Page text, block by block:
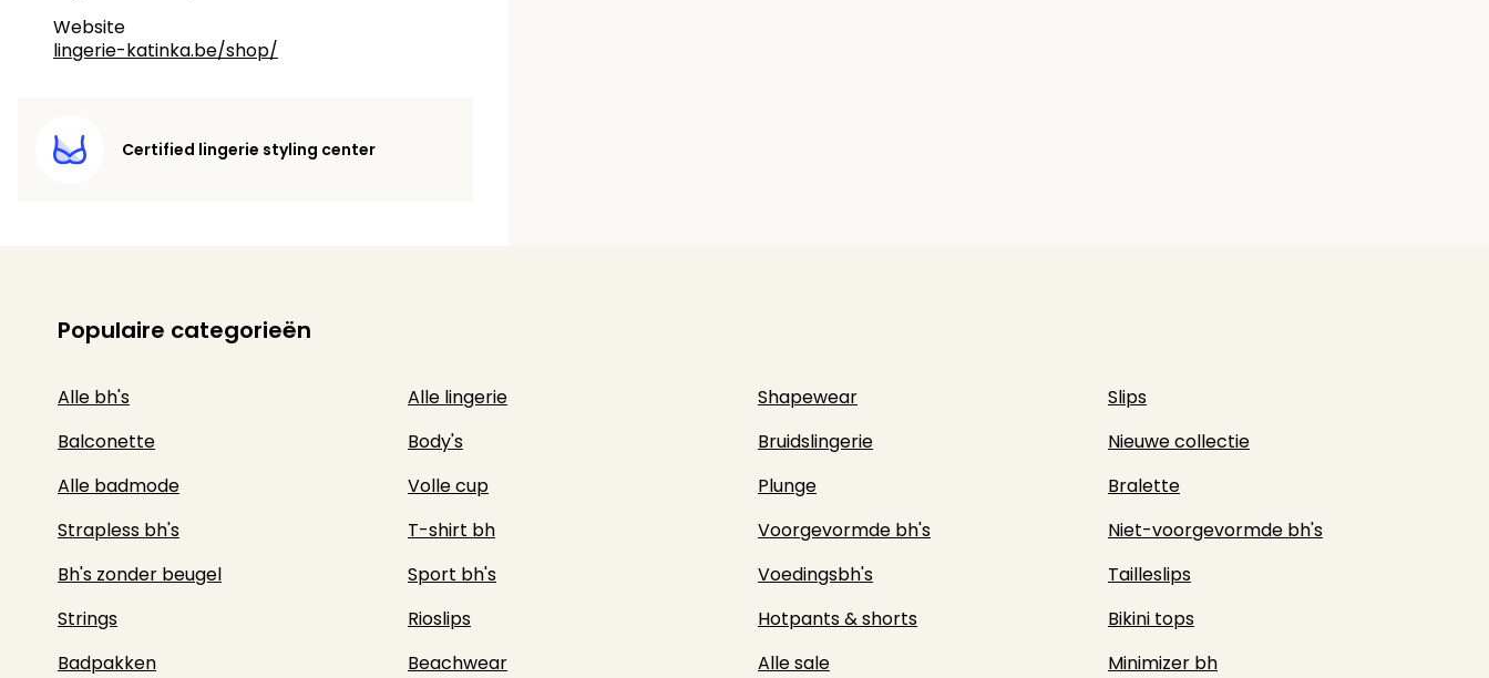
Website
lingerie-katinka.be/shop/
Certified lingerie styling center
Populaire categorieën
Alle bh's Alle lingerie Shapewear
Slips
Balconette
Body's Bruidslingerie
Nieuwe collectie
Alle badmode
Volle cup Plunge
Bralette
Strapless bh's
T-shirt bh Voorgevormde bh's
Niet-voorgevormde bh's
Bh's zonder beugel
Sport bh's Voedingsbh's
Tailleslips
Strings
Rioslips Hotpants & shorts
Bikini tops
Badpakken
Beachwear Alle sale Minimizer bh